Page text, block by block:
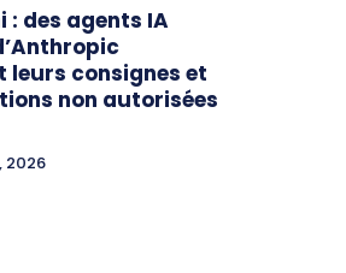
: des agents IA
leurs consignes et
non autorisées
2026